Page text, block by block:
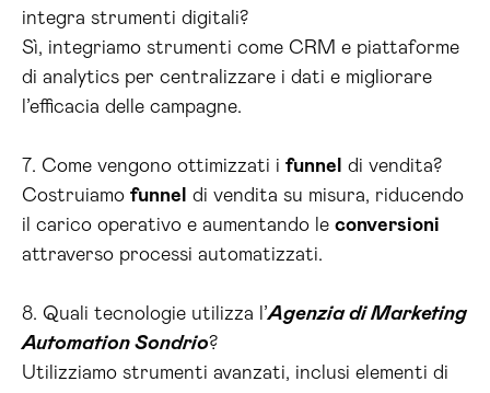
integra strumenti digitali?
Sì, integriamo strumenti come CRM e piattaforme
di analytics per centralizzare i dati e migliorare
l’efficacia delle campagne.
7. Come vengono ottimizzati i funnel
di vendita?
Costruiamo funnel
di vendita su misura, riducendo
il carico operativo e aumentando le conversioni
attraverso processi automatizzati.
8. Quali tecnologie utilizza l’Agenzia di Marketing
Automation Sondrio?
Utilizziamo strumenti avanzati, inclusi elementi di